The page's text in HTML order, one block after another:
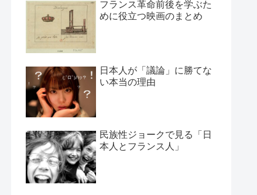
フランス革命前後を学ぶた
めに役立つ映画のまとめ
日本人が「議論」に勝てな
い本当の理由
民族性ジョークで見る「日
本人とフランス人」